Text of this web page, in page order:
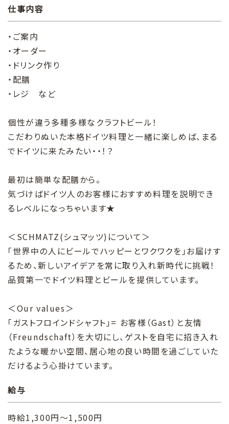
仕事内容
・ご案内
・オーダー
・ドリンク作り
・配膳
・レジ など
個性が違う多種多様なクラフトビール！
こだわりぬいた本格ドイツ料理と一緒に楽しめば、まる
でドイツに来たみたい・・！？
最初は簡単な配膳から。
気づけばドイツ人のお客様におすすめ料理を説明でき
るレベルになっちゃいます★
＜SCHMATZ(シュマッツ)について＞
「世界中の人にビールでハッピーとワクワクを」お届けす
るため、新しいアイデアを常に取り入れ新時代に挑戦！
品質第一でドイツ料理とビールを提供しています。
＜Our values＞
「ガストフロインドシャフト」= お客様（Gast）と友情
（Freundschaft）を大切にし、ゲストを自宅に招き入れ
たような暖かい空間、居心地の良い時間を過ごしていた
だけるよう心掛けています。
給与
時給1,300円～1,500円